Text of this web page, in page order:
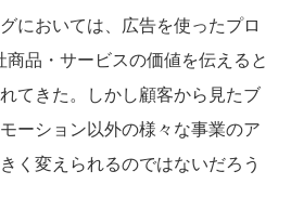
においては、広告を使ったプロ
品・サービスの価値を伝えると
てきた。しかし顧客から見たブ
ーション以外の様々な事業のア
く変えられるのではないだろう